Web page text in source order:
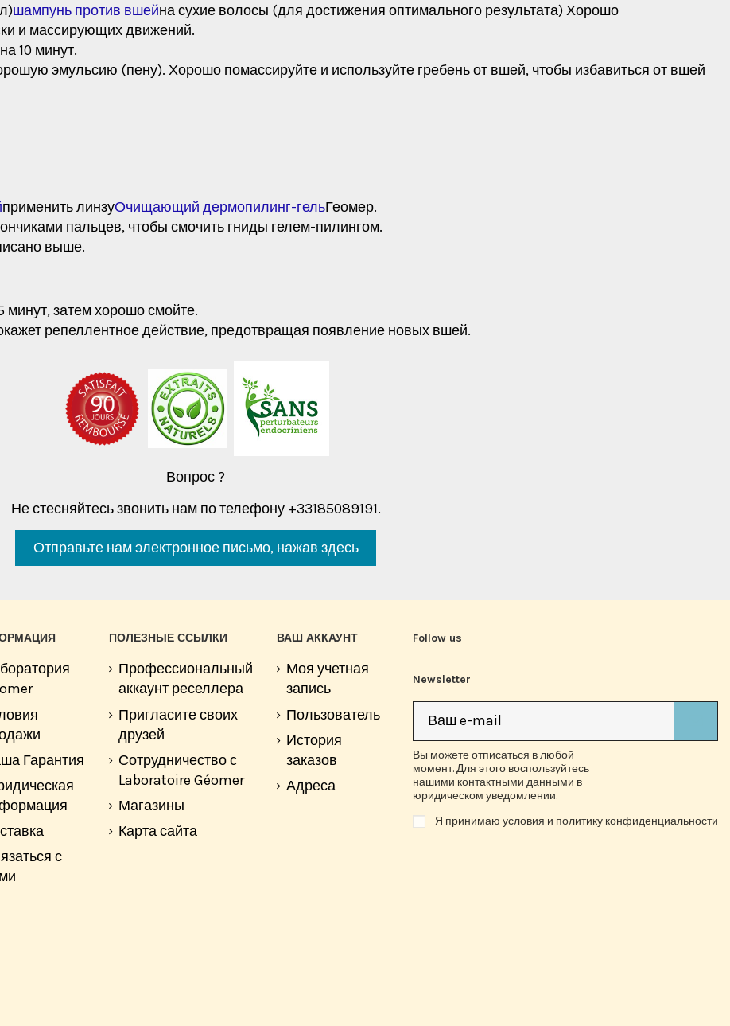
шампунь против вшейна сухие волосы (для достижения оптимального результата) Хорошо
и массирующих движений.
10 минут.
эмульсию (пену). Хорошо помассируйте и используйте гребень от вшей, чтобы избавиться от вшей
применить линзуОчищающий дермопилинг-гельГеомер.
пальцев, чтобы смочить гниды гелем-пилингом.
выше.
минут, затем хорошо смойте.
репеллентное действие, предотвращая появление новых вшей.
Вопрос ?
Не стесняйтесь звонить нам по телефону +33185089191.
Отправьте нам электронное письмо, нажав здесь
Гарантия
с
ПОЛЕЗНЫЕ ССЫЛКИ
Профессиональный
аккаунт реселлера
Пригласите своих
друзей
Сотрудничество с
Laboratoire Géomer
Магазины
Карта сайта
ВАШ АККАУНТ
Моя учетная
запись
Пользователь
История
заказов
Адреса
Follow us
Newsletter
Вы можете отписаться в любой
момент. Для этого воспользуйтесь
нашими контактными данными в
юридическом уведомлении.
Я принимаю условия и политику конфиденциальности